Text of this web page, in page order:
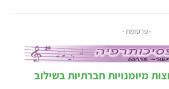
- פרסומת -
מיומנויות חברתיות בשילוב